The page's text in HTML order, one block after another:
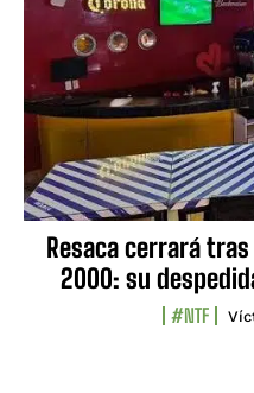
Resaca cerrará
2000: su
#NTF